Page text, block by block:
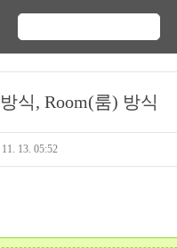
식, Room(룸) 방식
13. 05:52